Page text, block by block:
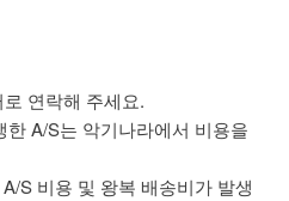
연락해 주세요.
A/S는 악기나라에서 비용을
S 비용 및 왕복 배송비가 발생